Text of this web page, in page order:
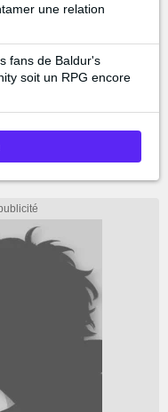
une relation
fans de Baldur's
soit un RPG encore